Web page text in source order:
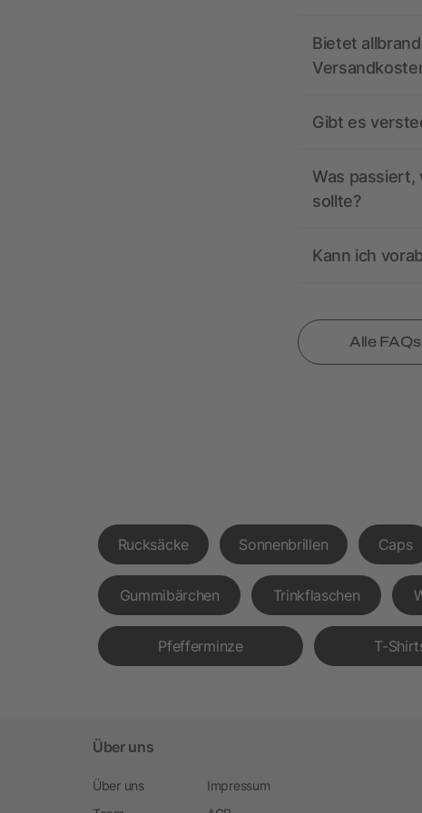
Bietet
Gibt es
Was passiert,
sollte?
Kann ich
Alle
Rucksäcke Sonnenbrillen Caps
Gummibärchen Trinkflaschen
Pfefferminze T-
Über uns
Über uns
Impressum